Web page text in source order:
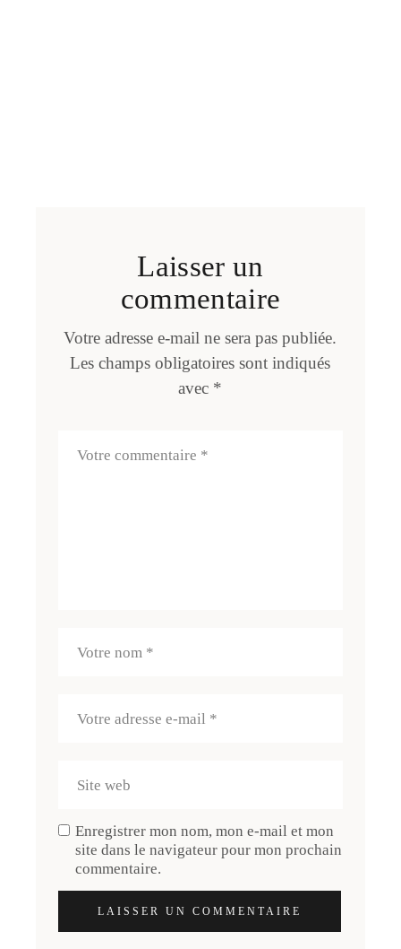
Laisser un
commentaire
Votre adresse e-mail ne sera pas publiée.
Les champs obligatoires sont indiqués
avec *
Enregistrer mon nom, mon e-mail et mon
site dans le navigateur pour mon prochain
commentaire.
LAISSER UN COMMENTAIRE